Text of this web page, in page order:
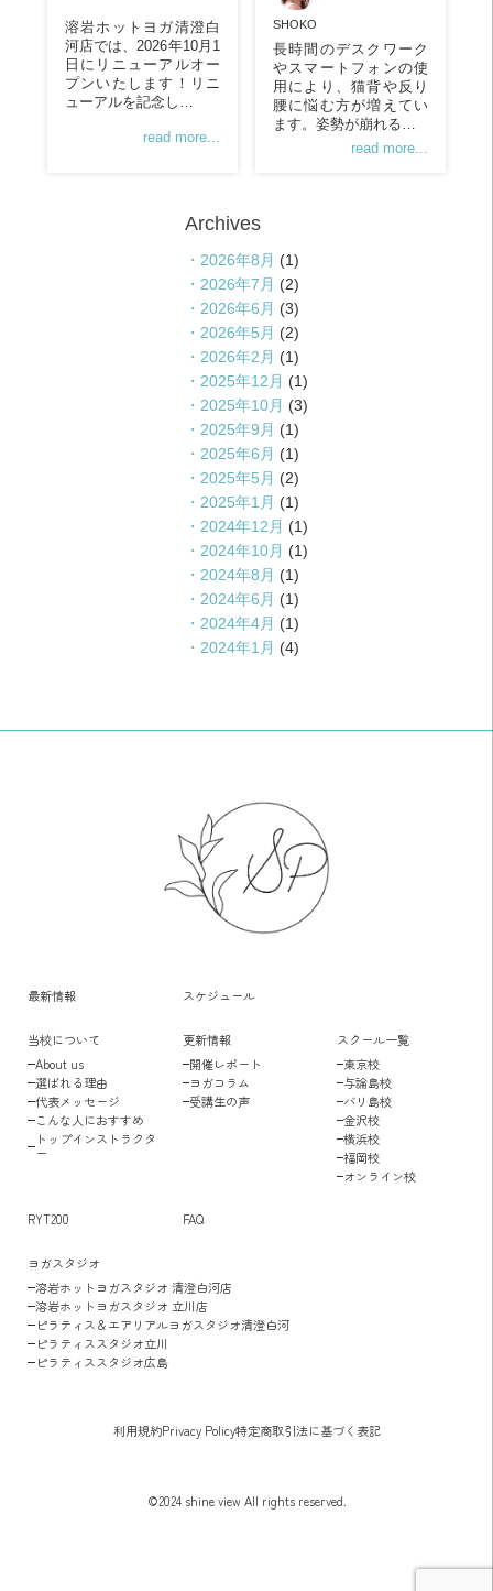
溶岩ホットヨガ清澄白
河店では、2026年10月1
日にリニューアルオー
プンいたします！リニ
ューアルを記念し…
read more...
SHOKO
長時間のデスクワーク
やスマートフォンの使
用により、猫背や反り
腰に悩む方が増えてい
ます。姿勢が崩れる…
read more...
Archives
2026年8月 (1)
2026年7月 (2)
2026年6月 (3)
2026年5月 (2)
2026年2月 (1)
2025年12月 (1)
2025年10月 (3)
2025年9月 (1)
2025年6月 (1)
2025年5月 (2)
2025年1月 (1)
2024年12月 (1)
2024年10月 (1)
2024年8月 (1)
2024年6月 (1)
2024年4月 (1)
2024年1月 (4)
最新情報 スケジュール
当校について
About us
選ばれる理由
代表メッセージ
こんな人におすすめ
トップインストラクタ
ー
更新情報
開催レポート
ヨガコラム
受講生の声
RYT200 FAQ
スクール一覧
東京校
与論島校
バリ島校
金沢校
横浜校
福岡校
オンライン校
ヨガスタジオ
溶岩ホットヨガスタジオ 清澄白河店
溶岩ホットヨガスタジオ 立川店
ピラティス＆エアリアルヨガスタジオ清澄白河
ピラティススタジオ立川
ピラティススタジオ広島
利用規約Privacy Policy特定商取引法に基づく表記
©2024 shine view All rights reserved.